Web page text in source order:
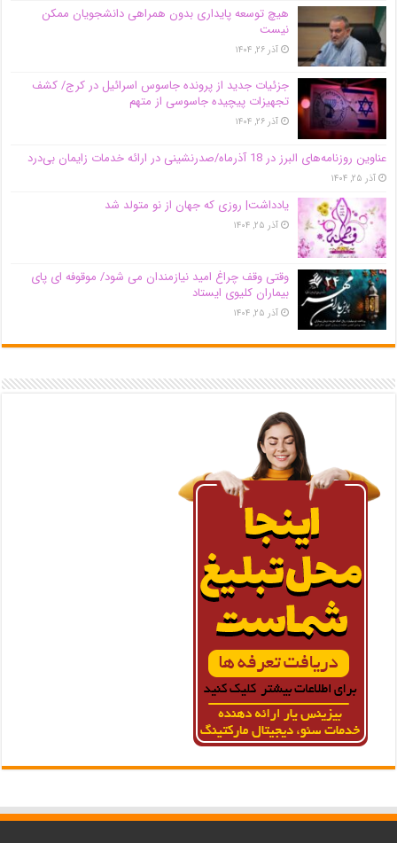
هیچ توسعه پایداری بدون همراهی دانشجویان ممکن
نیست
آذر ۲۶, ۱۴۰۴
جزئیات جدید از پرونده جاسوس اسرائیل در کرج/‌ کشف
تجهیزات پیچیده جاسوسی از متهم
آذر ۲۶, ۱۴۰۴
عناوین روزنامه‌های البرز در ‌18 آذرماه/صدرنشینی در ارائه خدمات زایمان بی‌درد
آذر ۲۵, ۱۴۰۴
یادداشت| روزی که جهان از نو متولد شد
آذر ۲۵, ۱۴۰۴
وقتی وقف چراغ امید نیازمندان می شود/ موقوفه ای پای
بیماران کلیوی ایستاد
آذر ۲۵, ۱۴۰۴